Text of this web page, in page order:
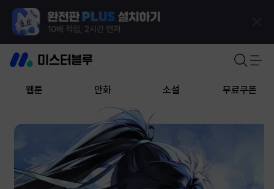
웹툰 만화 소설 무료쿠폰